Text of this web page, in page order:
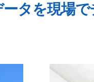
タを現場